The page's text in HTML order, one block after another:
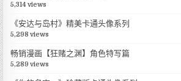
5,314 views
《安达与岛村》精美卡通头像系列
5,298 views
畅销漫画【狂赌之渊】角色特写篇
5,289 views